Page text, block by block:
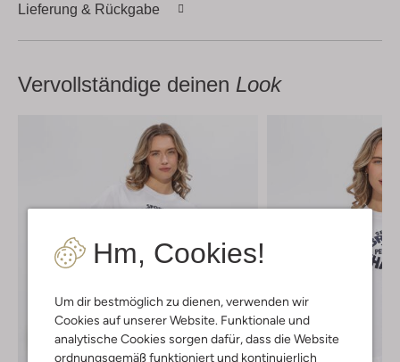
Hm, Cookies!
Um dir bestmöglich zu dienen, verwenden wir
Cookies auf unserer Website. Funktionale und
analytische Cookies sorgen dafür, dass die Website
ordnungsgemäß funktioniert und kontinuierlich
Lieferung & Rückgabe
Vervollständige deinen Look